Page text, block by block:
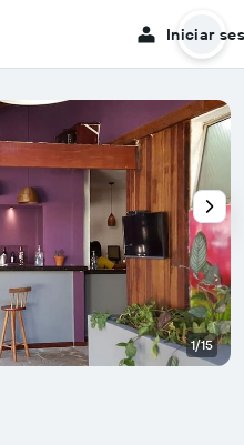
Iniciar
1/15